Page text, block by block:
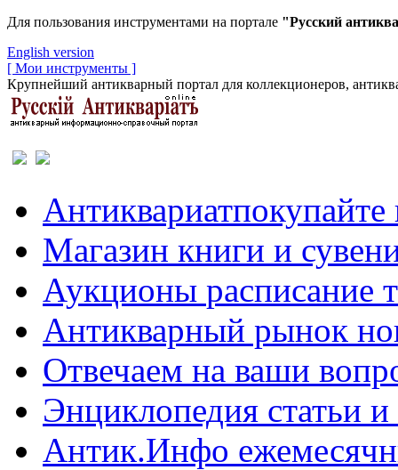
Для пользования инструментами на портале "Русский
English version
[ Мои инструменты ]
Крупнейший антикварный портал для коллекционеров,
Антиквариатпокупайте
Магазин книги и
Аукционы расписание
Антикварный рынок
Отвечаем на ваши
Энциклопедия статьи
Антик.Инфо